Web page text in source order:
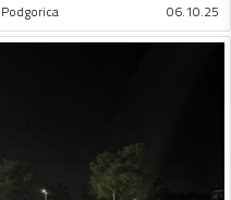
Podgorica 06.10.25